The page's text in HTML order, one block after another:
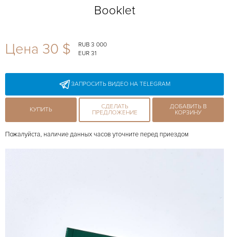
27-44
Booklet
Цена 30 $
RUB 3 000
EUR 31
ЗАПРОСИТЬ ВИДЕО НА TELEGRAM
КУПИТЬ
СДЕЛАТЬ
ПРЕДЛОЖЕНИЕ
ДОБАВИТЬ В
КОРЗИНУ
Пожалуйста, наличие данных часов уточните перед приездом